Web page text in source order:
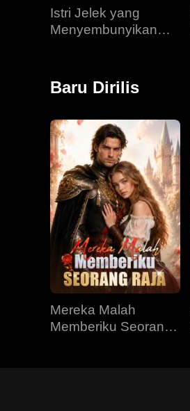
Istri Jelek yang
Menyembunyikan
Baru Dirilis
Mereka Malah
Memberiku Seorang